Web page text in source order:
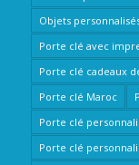
Objets
Porte clé avec
Porte clé cadeaux
Porte clé Maroc
Porte clé
Porte clé